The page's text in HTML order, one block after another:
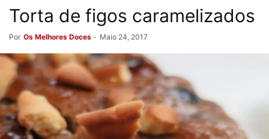
Torta de figos caramelizados
Por Os Melhores Doces - Maio 24, 2017